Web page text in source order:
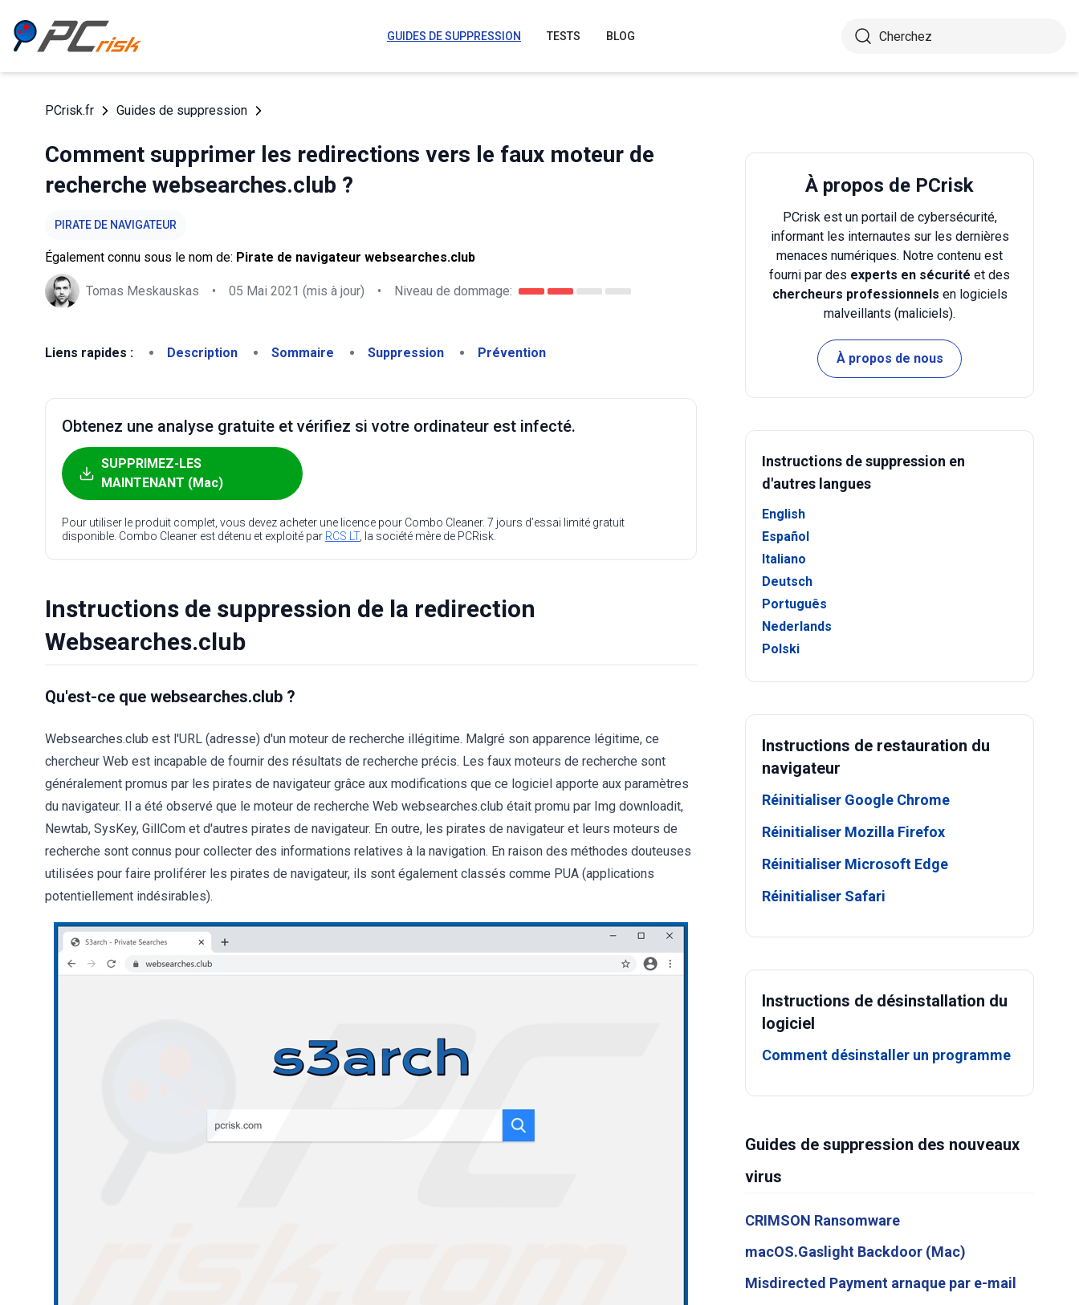
GUIDES DE SUPPRESSION TESTS BLOG
PCrisk.fr Guides de suppression
Comment supprimer les redirections vers le faux moteur de
recherche websearches.club ?
PIRATE DE NAVIGATEUR
Également connu sous le nom de: Pirate de navigateur websearches.club
Tomas Meskauskas • 05 Mai 2021 (mis à jour) • Niveau de dommage:
Liens rapides : Description Sommaire Suppression Prévention
Obtenez une analyse gratuite et vérifiez si votre ordinateur est infecté.
SUPPRIMEZ-LES
MAINTENANT (Mac)
Pour utiliser le produit complet, vous devez acheter une licence pour Combo Cleaner. 7 jours d’essai limité gratuit
disponible. Combo Cleaner est détenu et exploité par RCS LT, la société mère de PCRisk.
Instructions de suppression de la redirection
Websearches.club
Qu'est-ce que websearches.club ?
Websearches.club est l'URL (adresse) d'un moteur de recherche illégitime. Malgré son apparence légitime, ce
chercheur Web est incapable de fournir des résultats de recherche précis. Les faux moteurs de recherche sont
généralement promus par les pirates de navigateur grâce aux modifications que ce logiciel apporte aux paramètres
du navigateur. Il a été observé que le moteur de recherche Web websearches.club était promu par Img downloadit,
Newtab, SysKey, GillCom et d'autres pirates de navigateur. En outre, les pirates de navigateur et leurs moteurs de
recherche sont connus pour collecter des informations relatives à la navigation. En raison des méthodes douteuses
utilisées pour faire proliférer les pirates de navigateur, ils sont également classés comme PUA (applications
potentiellement indésirables).
À propos de PCrisk
PCrisk est un portail de cybersécurité,
informant les internautes sur les dernières
menaces numériques. Notre contenu est
fourni par des experts en sécurité et des
chercheurs professionnels en logiciels
malveillants (maliciels).
À propos de nous
Instructions de suppression en
d'autres langues
English
Español
Italiano
Deutsch
Português
Nederlands
Polski
Instructions de restauration du
navigateur
Réinitialiser Google Chrome
Réinitialiser Mozilla Firefox
Réinitialiser Microsoft Edge
Réinitialiser Safari
Instructions de désinstallation du
logiciel
Comment désinstaller un programme
Guides de suppression des nouveaux
virus
CRIMSON Ransomware
macOS.Gaslight Backdoor (Mac)
Misdirected Payment arnaque par e-mail